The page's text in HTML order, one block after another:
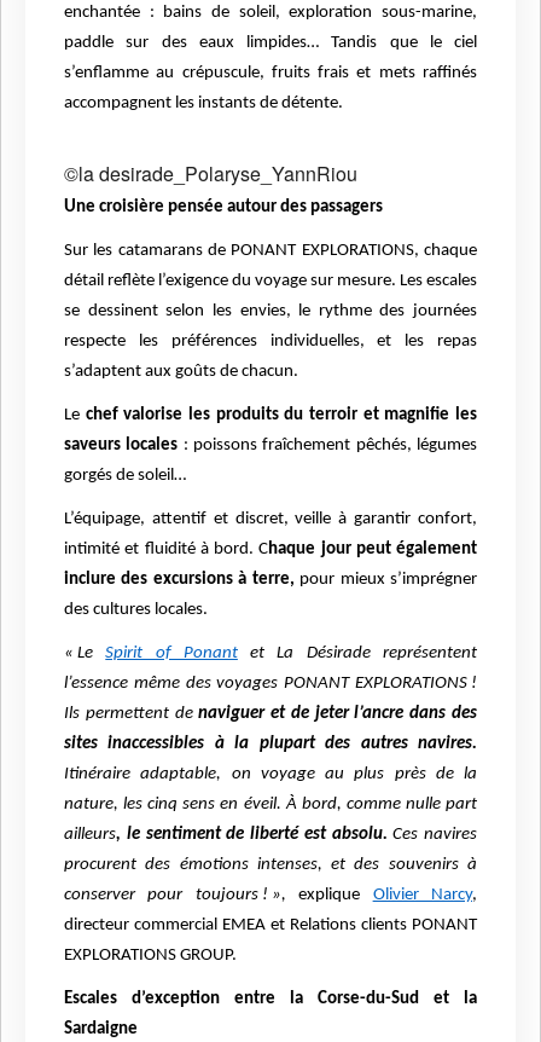
enchantée : bains de soleil, exploration sous-marine,
paddle sur des eaux limpides… Tandis que le ciel
s’enflamme au crépuscule, fruits frais et mets raffinés
accompagnent les instants de détente.
©la desirade_Polaryse_YannRiou
Une croisière pensée autour des passagers
Sur les catamarans de PONANT EXPLORATIONS, chaque
détail reflète l’exigence du voyage sur mesure. Les escales
se dessinent selon les envies, le rythme des journées
respecte les préférences individuelles, et les repas
s’adaptent aux goûts de chacun.
Le chef valorise les produits du terroir et magnifie les
saveurs locales : poissons fraîchement pêchés, légumes
gorgés de soleil…
L’équipage, attentif et discret, veille à garantir confort,
intimité et fluidité à bord. Chaque jour peut également
inclure des excursions à terre, pour mieux s’imprégner
des cultures locales.
« LeSpirit of Ponantet La Désirade représentent
l’essence même des voyages PONANT EXPLORATIONS !
Ils permettent denaviguer et de jeter l’ancre dans des
sites inaccessibles à la plupart des autres navires.
Itinéraire adaptable, on voyage au plus près de la
nature, les cinq sens en éveil. À bord, comme nulle part
ailleurs, le sentiment de liberté est absolu.Ces navires
procurent des émotions intenses, et des souvenirs à
conserver pour toujours ! »,explique Olivier Narcy,
directeur commercial EMEA et Relations clients PONANT
EXPLORATIONS GROUP.
Escales d’exception entre la Corse-du-Sud et la
Sardaigne